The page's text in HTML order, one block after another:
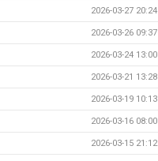
2026-03-27 20:24
2026-03-26 09:37
2026-03-24 13:00
2026-03-21 13:28
2026-03-19 10:13
2026-03-16 08:00
2026-03-15 21:12